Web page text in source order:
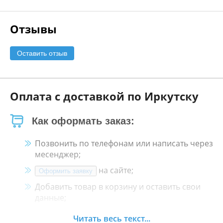
Отзывы
Оставить отзыв
Оплата с доставкой по Иркутску
Как оформать заказ:
Позвонить по телефонам или написать через
месенджер;
Оформить заявку
на сайте;
Добавить товар в корзину и оставить свои
данные;
Менеджер свяжется с Вами в течение 30
Читать весь текст...